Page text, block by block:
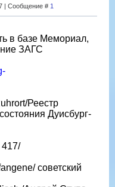
| Сообщение # 1
в базе Мемориал,
ЗАГС
Реестр
Дуисбург-
советский